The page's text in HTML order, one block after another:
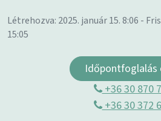
Létrehozva: 2025. január 15. 8:06 -
15:05
Időpontfoglalás
+36 30 870
+36 30 372